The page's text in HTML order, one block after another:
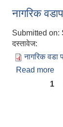
नागरिक
Submitted on:
दस्तावेज:
नागरिक वडा
Read more
Pages
1